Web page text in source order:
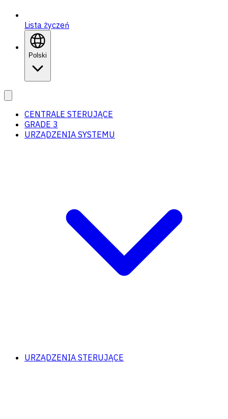
Lista życzeń
Polski
CENTRALE STERUJĄCE
GRADE 3
URZĄDZENIA SYSTEMU
URZĄDZENIA STERUJĄCE